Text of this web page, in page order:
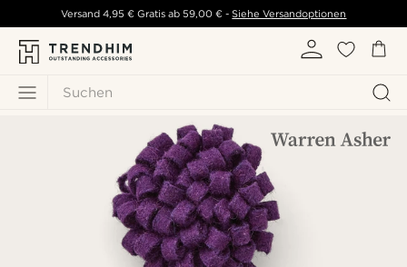
Suchen
Versand 4,95 € Gratis ab 59,00 € - Siehe Versandoptionen